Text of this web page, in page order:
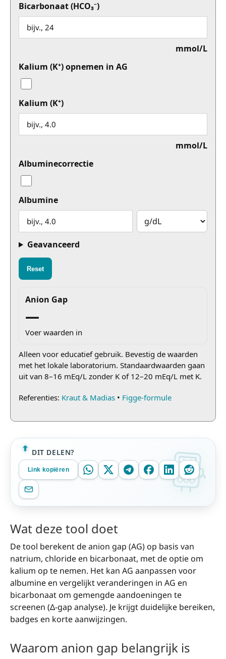
Bicarbonaat (HCO₃⁻)
mmol/L
Kalium (K⁺) opnemen in AG
Kalium (K⁺)
mmol/L
Albuminecorrectie
Albumine
Geavanceerd
Reset
Anion Gap
—
Voer waarden in
Alleen voor educatief gebruik. Bevestig de waarden
met het lokale laboratorium. Standaardwaarden gaan
uit van 8–16 mEq/L zonder K of 12–20 mEq/L met K.
Referenties: Kraut & Madias • Figge-formule
DIT DELEN?
Link kopiëren
Wat deze tool doet
De tool berekent de anion gap (AG) op basis van
natrium, chloride en bicarbonaat, met de optie om
kalium op te nemen. Het kan AG aanpassen voor
albumine en vergelijkt veranderingen in AG en
bicarbonaat om gemengde aandoeningen te
screenen (Δ-gap analyse). Je krijgt duidelijke bereiken,
badges en korte aanwijzingen.
Waarom anion gap belangrijk is